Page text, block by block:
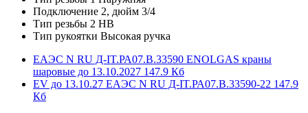
Подключение 2, дюйм 3/4
Тип резьбы 2 НВ
Тип рукоятки Высокая ручка
ЕАЭС N RU Д-IT.РА07.В.33590 ENOLGAS краны
шаровые до 13.10.2027 147.9 Кб
EV до 13.10.27 ЕАЭС N RU Д-IT.РА07.В.33590-22 147.9
Кб